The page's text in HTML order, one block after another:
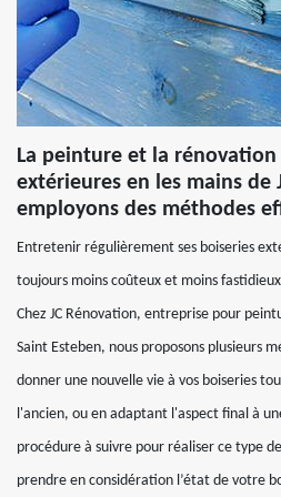
La peinture et la rénovation
extérieures en les mains de
employons des méthodes
Entretenir régulièrement ses boiseries
toujours moins coûteux et moins
Chez JC Rénovation, entreprise pour
Saint Esteben, nous proposons plusieurs
donner une nouvelle vie à vos boiseries
l'ancien, ou en adaptant l'aspect final à
procédure à suivre pour réaliser ce type
prendre en considération l’état de votre